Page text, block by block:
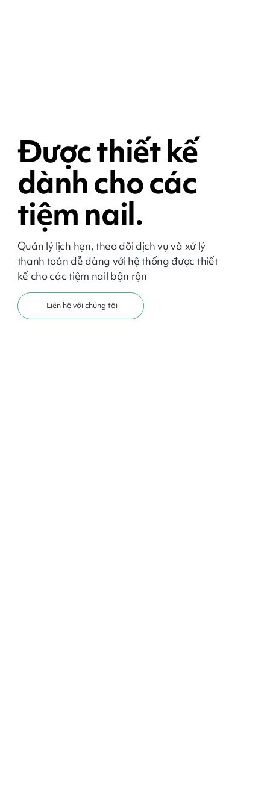
Được thiết kế
dành cho các
tiệm nail.
Quản lý lịch hẹn, theo dõi dịch vụ và xử lý
thanh toán dễ dàng với hệ thống được thiết
kế cho các tiệm nail bận rộn
Liên hệ với chúng tôi